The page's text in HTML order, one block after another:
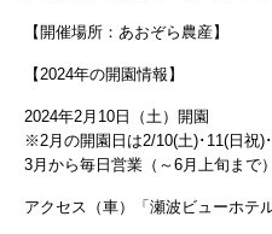
【開催場所： あおぞら農産】
【2024年の開園情報】
2024年2月10日（土）開園
※2月の開園日は2/10(土)･11(日祝)
3月から毎日営業（～6月上旬まで）
アクセス（車）「瀬波ビューホテ